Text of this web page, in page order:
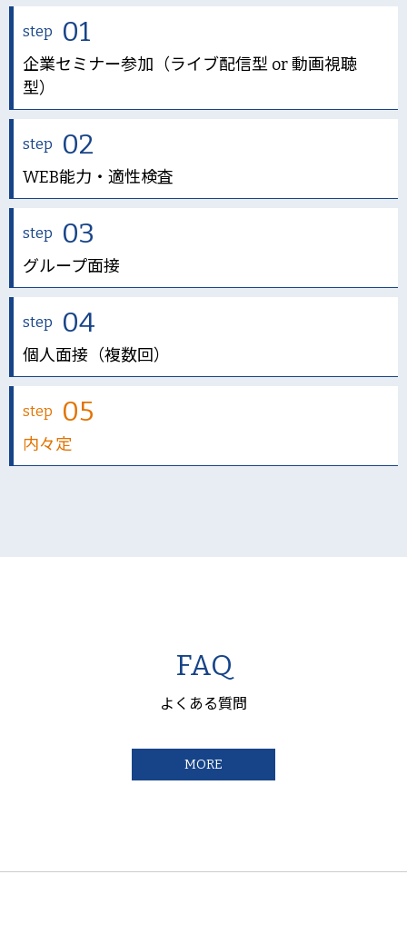
step 01
企業セミナー参加（ライブ配信型 or 動画視聴
型）
step 02
WEB能力・適性検査
step 03
グループ面接
step 04
個人面接（複数回）
step 05
内々定
FAQ
よくある質問
MORE